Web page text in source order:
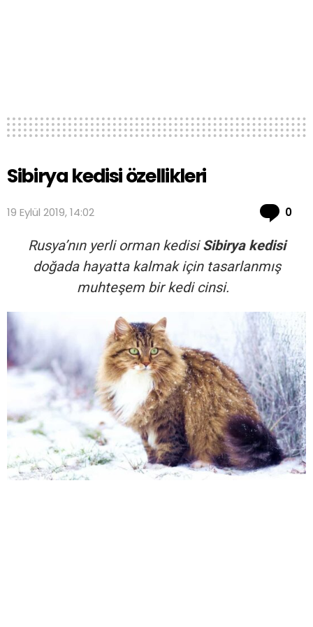
Sibirya kedisi özellikleri
19 Eylül 2019, 14:02 0
Rusya’nın yerli orman kedisiSibirya kedisi
doğada hayatta kalmak için tasarlanmış
muhteşem bir kedi cinsi.